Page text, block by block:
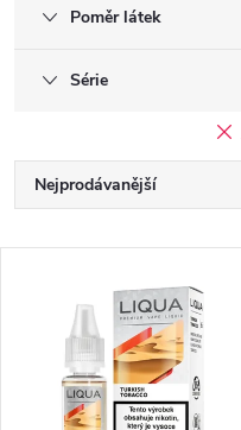
Poměr látek
Série
Ř
a
Nejprodávanější
Nejdražší
Abecedně